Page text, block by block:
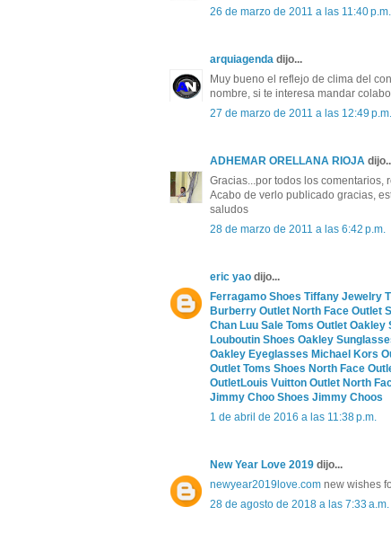
26 de marzo de 2011 a las 11:40 p.m.
arquiagenda dijo...
Muy bueno el reflejo de clima del
nombre, si te interesa mandar
27 de marzo de 2011 a las 12:49 p.m.
ADHEMAR ORELLANA RIOJA
Gracias...por todos los comentarios,
Acabo de verlo publicado gracias,
saludos
28 de marzo de 2011 a las 6:42 p.m.
eric yao dijo...
Ferragamo Shoes Tiffany Jewelry
Burberry Outlet North Face Outlet
Chan Luu Sale Toms Outlet Oakley
Louboutin Shoes Oakley
Oakley Eyeglasses Michael Kors
Outlet Toms Shoes North Face
OutletLouis Vuitton Outlet North
Jimmy Choo Shoes Jimmy Choos
1 de abril de 2016 a las 11:38 p.m.
New Year Love 2019 dijo...
newyear2019love.com new wishes
28 de agosto de 2018 a las 7:33 a.m.